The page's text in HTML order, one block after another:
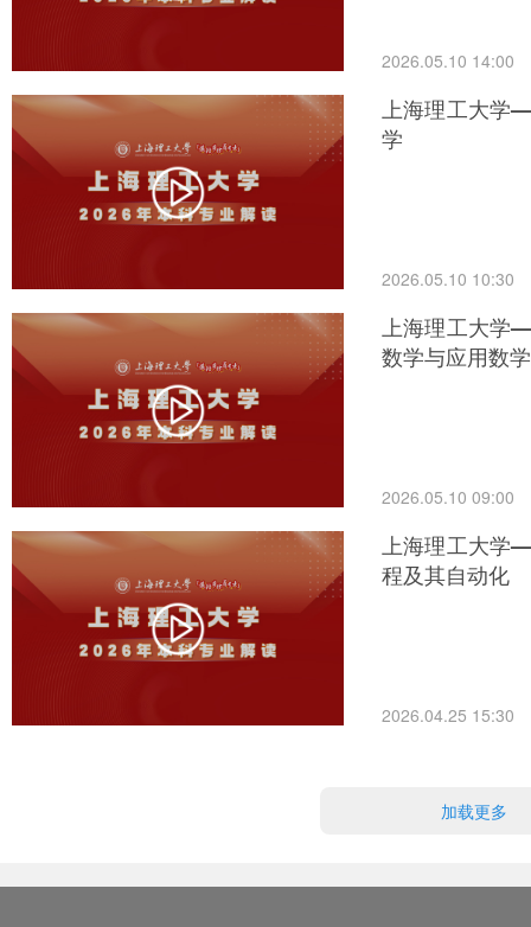
2026.05.10 14:00
上海理工大学
学
2026.05.10 10:30
上海理工大学
数学与应用数
2026.05.10 09:00
上海理工大学
程及其自动化
2026.04.25 15:30
加载更多